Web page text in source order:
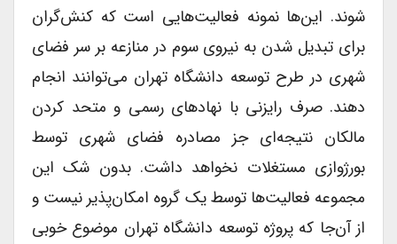
شوند. این‌ها نمونه فعالیت‌هایی است که کنش‌گران
برای تبدیل شدن به نیروی سوم در منازعه بر سر فضای
شهری در طرح توسعه دانشگاه تهران می‌توانند انجام
دهند. صرف رایزنی با نهادهای رسمی و متحد کردن
مالکان نتیجه‌ای جز مصادره فضای شهری توسط
بورژوازی مستغلات نخواهد داشت. بدون شک این
مجموعه فعالیت‌ها توسط یک گروه امکان‌پذیر نیست و
از آن‌جا که پروژه توسعه دانشگاه تهران موضوع خوبی